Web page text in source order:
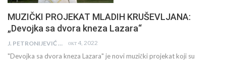
MUZIČKI PROJEKAT MLADIH KRUŠEVLJANA:
„Devojka sa dvora kneza Lazara“
J. PETRONIJEVIĆ окт 4, 2022
"Devojka sa dvora kneza Lazara" je novi muzički projekat koji su